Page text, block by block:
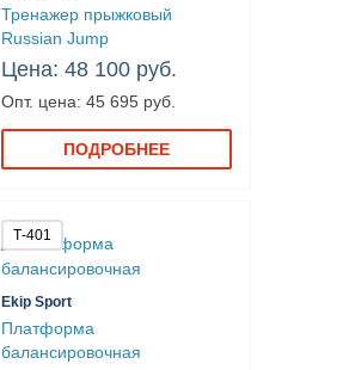
Тренажер прыжковый
Russian Jump
Цена: 48 100 руб.
Опт. цена: 45 695 руб.
ПОДРОБНЕЕ
Т-401
Ekip Sport
Платформа
балансировочная